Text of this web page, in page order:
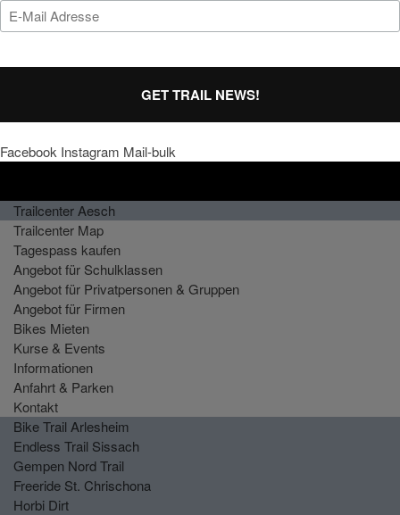
GET TRAIL NEWS!
Facebook Instagram Mail-bulk
Trailcenter Aesch
Trailcenter Map
Tagespass kaufen
Angebot für Schulklassen
Angebot für Privatpersonen & Gruppen
Angebot für Firmen
Bikes Mieten
Kurse & Events
Informationen
Anfahrt & Parken
Kontakt
Bike Trail Arlesheim
Endless Trail Sissach
Gempen Nord Trail
Freeride St. Chrischona
Horbi Dirt